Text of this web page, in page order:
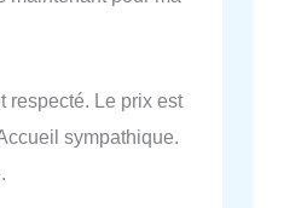
respecté. Le prix est
sympathique.